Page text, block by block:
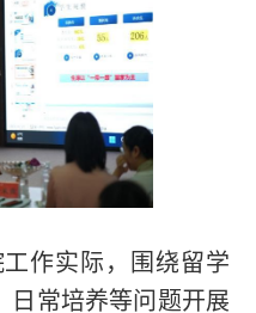
作实际，围绕留学
日常培养等问题开展